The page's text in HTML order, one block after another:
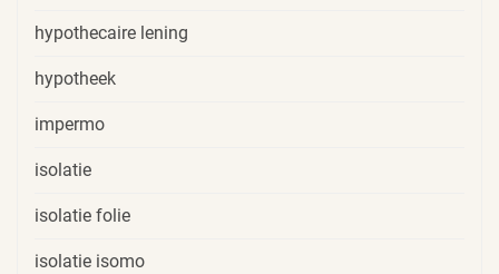
hypothecaire lening
hypotheek
impermo
isolatie
isolatie folie
isolatie isomo